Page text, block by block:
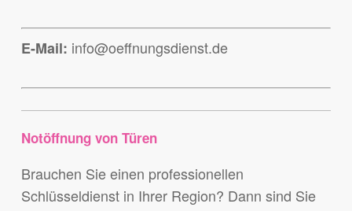
E-Mail: info@oeffnungsdienst.de
Notöffnung von Türen
Brauchen Sie einen professionellen
Schlüsseldienst in Ihrer Region? Dann sind Sie